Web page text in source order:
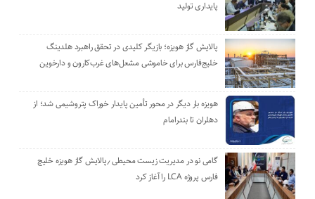
پایداری تولید
پالایش گاز هویزه؛ بازیگر کلیدی در تحقق راهبرد هلدینگ
خلیج‌فارس برای خاموشی مشعل‌های غرب‌کارون و دارخوین
هویزه بار دیگر در محور تأمین پایدار خوراک پتروشیمی شد؛ از
دهلران تا بندرامام
گامی نو در مدیریت زیست ‌محیطی ٫پالایش گاز هویزه خلیج
‌فارس پروژه LCA را آغاز کرد